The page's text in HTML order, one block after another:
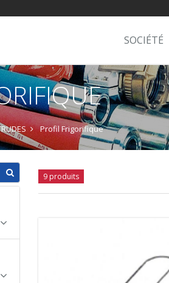
SOCIÉTÉ
Profil Frigorifique
9 produits